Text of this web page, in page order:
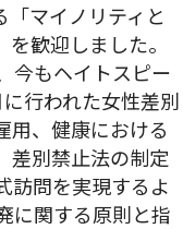
マイノリティと
歓迎しました。
今もヘイトスピー
行われた女性差別
用、健康における
差別禁止法の制定
訪問を実現するよ
に関する原則と指